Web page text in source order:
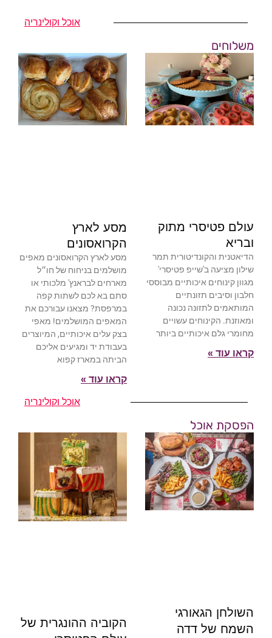
אוכל וקולינריה
משלוחים
עולם פטיסרי מתוק
ובריא
הדיאטנית והקונדיטורית תמר
שילון מציעה ב'שייפ פטיסרי'
מגוון קינוחים איכותיים מבוססי
חלבון וסיבים תזונתיים
המותאמים לתזונה נכונה
ומאוזנת. הקינוחים עשויים
מחומרי גלם איכותיים ביותר
קראו עוד »
מסע לארץ
הקרואסונים
מסע לארץ הקרואסונים מאפים
מושלמים בניחוח של חו״ל
מארחים לבראנץ' מלכותי או
סתם בא לכם לשתות קפה
במרפסת? מצאנו עבורכם את
המאפים המושלמים! מאפי
בצק עלים איכותיים, המיוצרים
בעבודת יד ומגיעים אליכם
הביתה במארז קפוא
קראו עוד »
אוכל וקולינריה
הפסקת אוכל
השולחן הגאורגי
השמח של דדה
הקוביה ההונגרית של